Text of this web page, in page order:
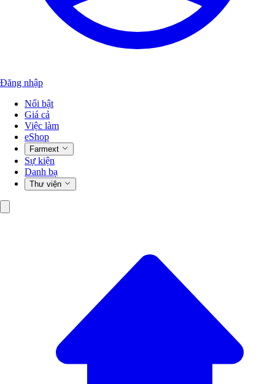
Đăng nhập
Nổi bật
Giá cả
Việc làm
eShop
Farmext
Sự kiện
Danh bạ
Thư viện